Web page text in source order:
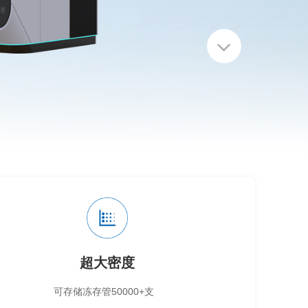
超大密度
可存储冻存管50000+支